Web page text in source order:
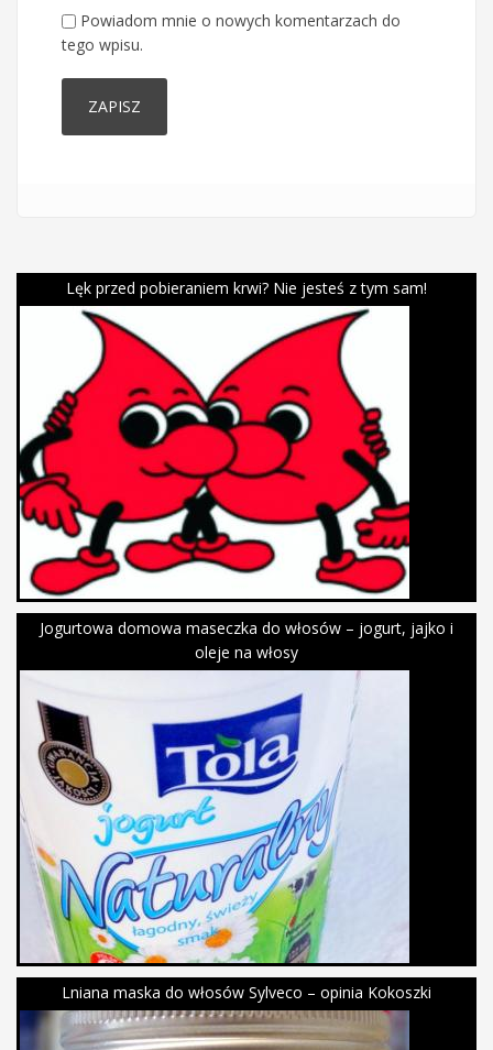
Powiadom mnie o nowych komentarzach do
tego wpisu.
Lęk przed pobieraniem krwi? Nie jesteś z tym sam!
Jogurtowa domowa maseczka do włosów – jogurt, jajko i
oleje na włosy
Lniana maska do włosów Sylveco – opinia Kokoszki